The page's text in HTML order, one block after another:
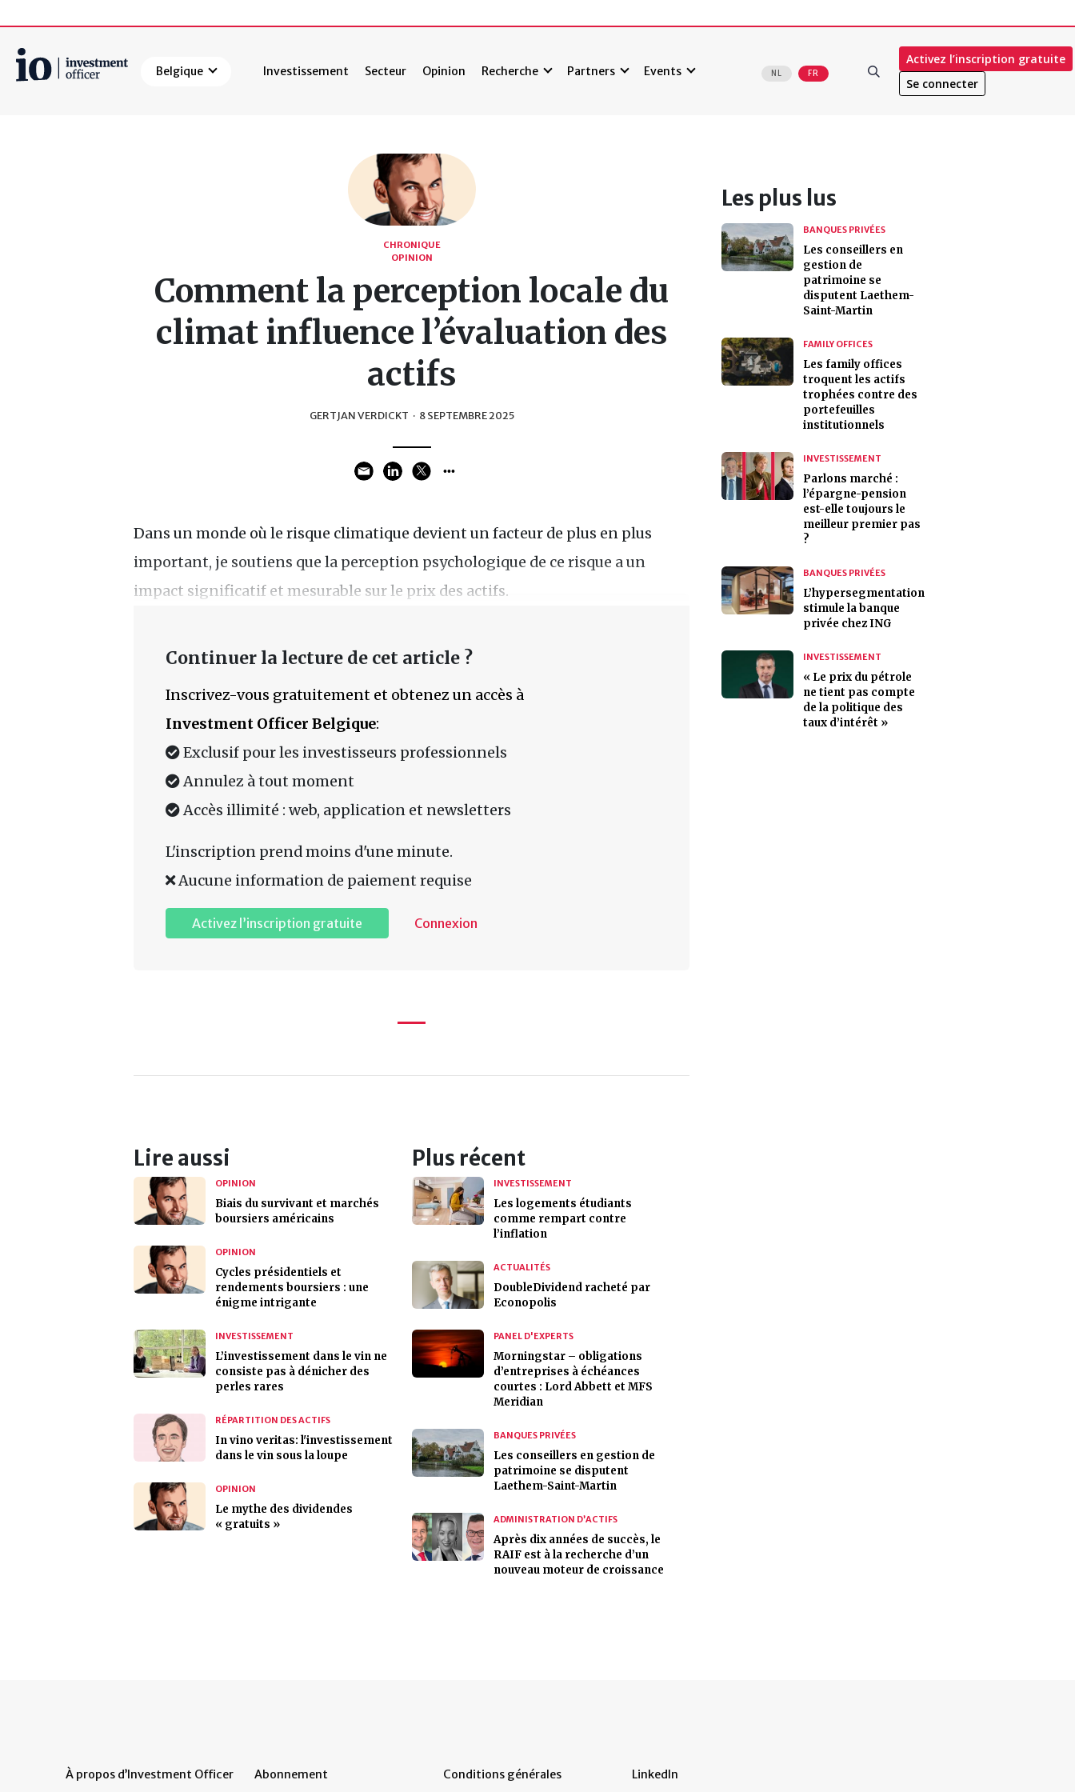
Belgique Investissement Secteur Opinion Recherche Partners Events NL FR
Activez l’inscription gratuite
Se connecter
CHRONIQUE
OPINION
Comment la perception locale du
climat influence l’évaluation des
actifs
GERTJAN VERDICKT · 8 SEPTEMBRE 2025
Dans un monde où le risque climatique devient un facteur de plus en plus
important, je soutiens que la perception psychologique de ce risque a un
impact significatif et mesurable sur le prix des actifs.
Continuer la lecture de cet article ?
Inscrivez-vous gratuitement et obtenez un accès à
Investment Officer Belgique:
Exclusif pour les investisseurs professionnels
Annulez à tout moment
Accès illimité : web, application et newsletters
L'inscription prend moins d'une minute.
Aucune information de paiement requise
Activez l’inscription gratuite Connexion
Lire aussi
OPINION
Biais du survivant et marchés
boursiers américains
OPINION
Cycles présidentiels et
rendements boursiers : une
énigme intrigante
INVESTISSEMENT
L’investissement dans le vin ne
consiste pas à dénicher des
perles rares
RÉPARTITION DES ACTIFS
In vino veritas: l'investissement
dans le vin sous la loupe
OPINION
Le mythe des dividendes
« gratuits »
Plus récent
INVESTISSEMENT
Les logements étudiants
comme rempart contre
l’inflation
ACTUALITÉS
DoubleDividend racheté par
Econopolis
PANEL D'EXPERTS
Morningstar – obligations
d’entreprises à échéances
courtes : Lord Abbett et MFS
Meridian
BANQUES PRIVÉES
Les conseillers en gestion de
patrimoine se disputent
Laethem-Saint-Martin
ADMINISTRATION D’ACTIFS
Après dix années de succès, le
RAIF est à la recherche d’un
nouveau moteur de croissance
Les plus lus
BANQUES PRIVÉES
Les conseillers en
gestion de
patrimoine se
disputent Laethem-
Saint-Martin
FAMILY OFFICES
Les family offices
troquent les actifs
trophées contre des
portefeuilles
institutionnels
INVESTISSEMENT
Parlons marché :
l’épargne-pension
est-elle toujours le
meilleur premier pas
?
BANQUES PRIVÉES
L’hypersegmentation
stimule la banque
privée chez ING
INVESTISSEMENT
« Le prix du pétrole
ne tient pas compte
de la politique des
taux d’intérêt »
À propos d’Investment Officer Abonnement Conditions générales LinkedIn